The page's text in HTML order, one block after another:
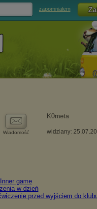
zapomniałem
Wiadomość
K0meta
widziany: